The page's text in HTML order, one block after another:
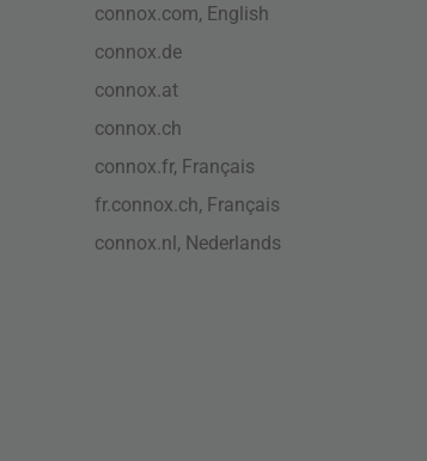
connox.com, English
connox.de
connox.at
connox.ch
connox.fr, Français
fr.connox.ch, Français
connox.nl, Nederlands